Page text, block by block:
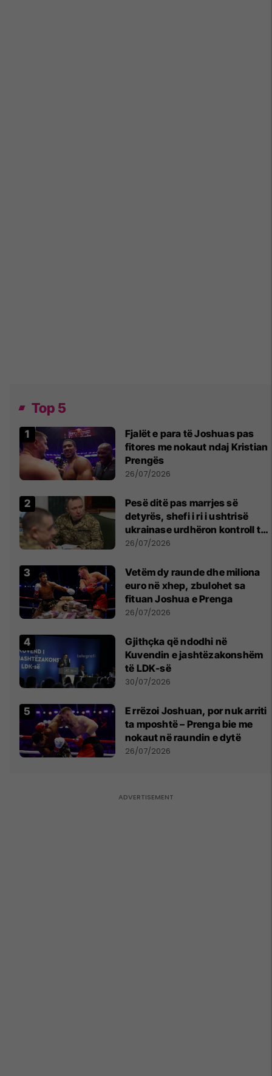
Top 5
Fjalët e para të Joshuas pas
fitores me nokaut ndaj Kristian
Prengës
26/07/2026
Pesë ditë pas marrjes së
detyrës, shefi i ri i ushtrisë
ukrainase urdhëron kontroll të
madh
26/07/2026
Vetëm dy raunde dhe miliona
euro në xhep, zbulohet sa
fituan Joshua e Prenga
26/07/2026
Gjithçka që ndodhi në
Kuvendin e jashtëzakonshëm
të LDK-së
30/07/2026
E rrëzoi Joshuan, por nuk arriti
ta mposhtë – Prenga bie me
nokaut në raundin e dytë
26/07/2026